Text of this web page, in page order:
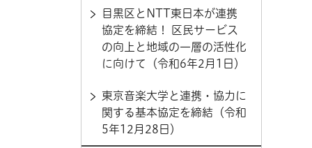
目黒区とNTT東日本が連携
協定を締結！ 区民サービス
の向上と地域の一層の活性化
に向けて（令和6年2月1日）
東京音楽大学と連携・協力に
関する基本協定を締結（令和
5年12月28日）